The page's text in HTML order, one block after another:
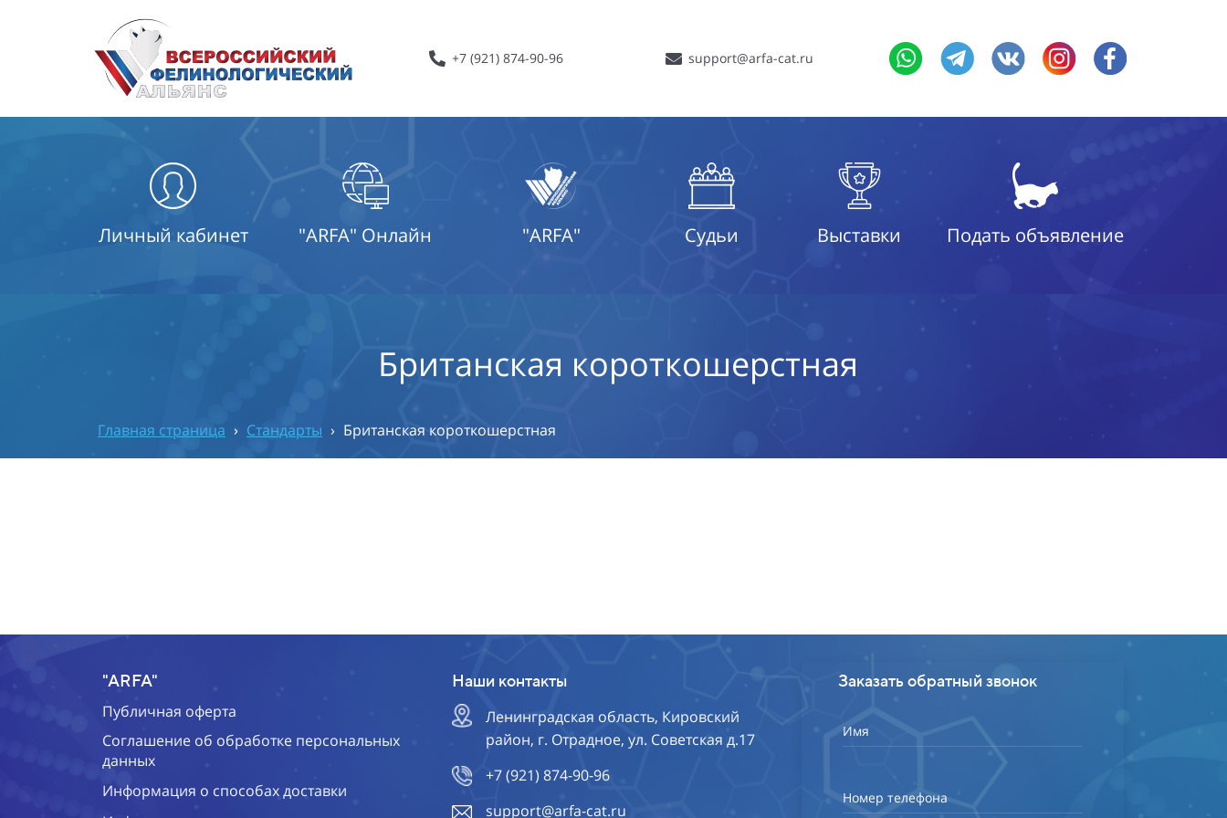
+7 (921) 874-90-96 support@arfa-cat.ru
Личный кабинет "ARFA" Онлайн "ARFA" Судьи Выставки Подать объявление
Британская короткошерстная
Главная страница › Стандарты › Британская короткошерстная
"ARFA"
Публичная оферта
Соглашение об обработке персональных
данных
Информация о способах доставки
Наши контакты
Ленинградская область, Кировский
район, г. Отрадное, ул. Советская д.17
+7 (921) 874-90-96
support@arfa-cat.ru
Заказать обратный звонок
Имя
Номер телефона